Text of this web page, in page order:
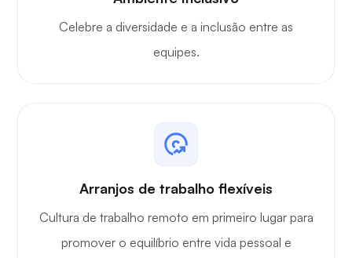
Celebre a diversidade e a inclusão entre as
equipes.
Arranjos de trabalho flexíveis
Cultura de trabalho remoto em primeiro lugar para
promover o equilíbrio entre vida pessoal e